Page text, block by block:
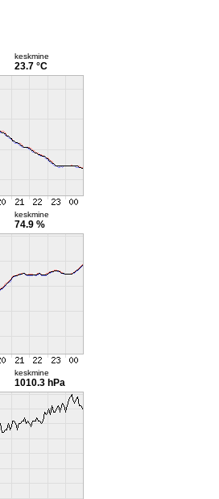
keskmine
23.7 °C
keskmine
74.9 %
keskmine
1010.3 hPa